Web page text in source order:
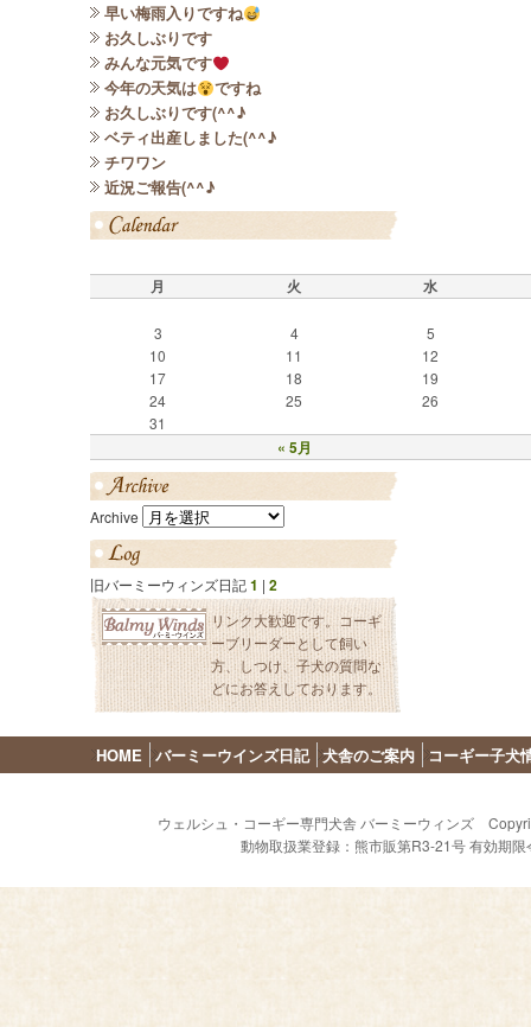
早い梅雨入りですね
お久しぶりです
みんな元気です
今年の天気は
ですね
お久しぶりです(^^♪
ベティ出産しました(^^♪
チワワン
近況ご報告(^^♪
月 火 水
« 5月
3 4
5
10
11
12
17
18
19
24
25
26
31
Archive
旧バーミーウィンズ日記1 | 2
リンク大歓迎です。コーギ
ーブリーダーとして飼い
方、しつけ、子犬の質問な
どにお答えしております。
HOME バーミーウインズ日記 犬舎のご案内 コーギー子犬
ウェルシュ・コーギー専門犬舎 バーミーウィンズ
動物取扱業登録：熊市販第R3-21号 有効期